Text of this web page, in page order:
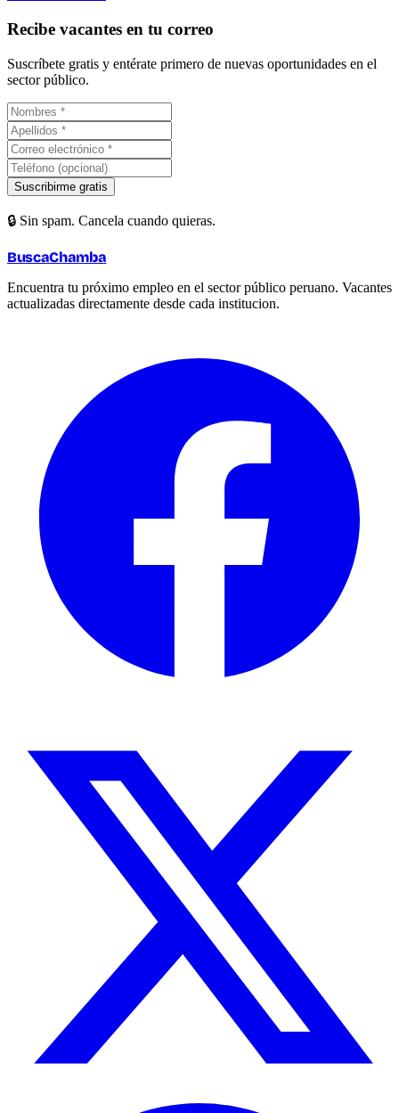
Recibe vacantes en tu correo
Suscríbete gratis y entérate primero de nuevas oportunidades en el
sector público.
Suscribirme gratis
🔒 Sin spam. Cancela cuando quieras.
BuscaChamba
Encuentra tu próximo empleo en el sector público peruano. Vacantes
actualizadas directamente desde cada institucion.